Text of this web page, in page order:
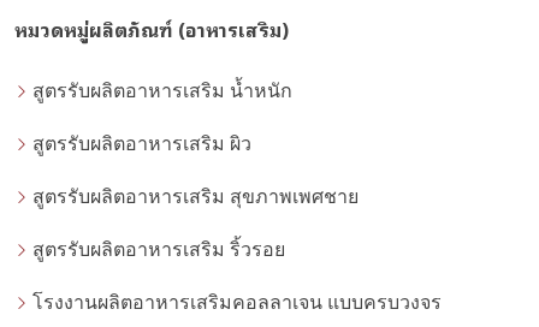
หมวดหมู่ผลิตภัณฑ์ (อาหารเสริม)
สูตรรับผลิตอาหารเสริม น้ำหนัก
สูตรรับผลิตอาหารเสริม ผิว
สูตรรับผลิตอาหารเสริม สุขภาพเพศชาย
สูตรรับผลิตอาหารเสริม ริ้วรอย
โรงงานผลิตอาหารเสริมคอลลาเจน แบบครบวงจร